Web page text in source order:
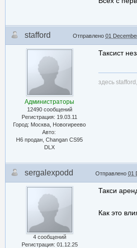
stafford Отправлено 01
Администраторы
12490 сообщений
Регистрация: 19.03.11
Город: Москва, Новогиреево
Авто:
Н6 продан, Changan CS95
DLX
Таксист
здесь
sergalexpodd Отправлено 01
4 сообщений
Регистрация: 01.12.25
Такси
Как это